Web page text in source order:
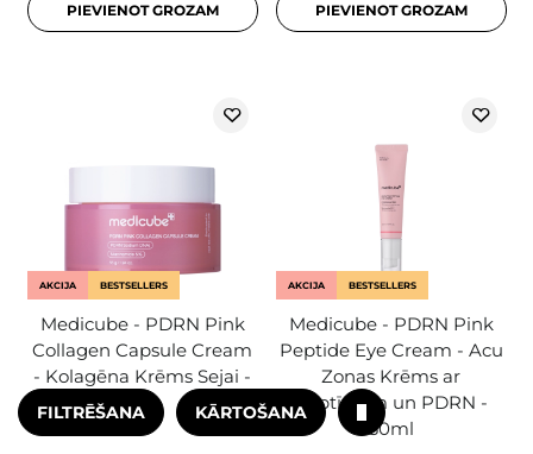
PIEVIENOT GROZAM PIEVIENOT GROZAM
AKCIJA BESTSELLERS
Medicube - PDRN Pink
Collagen Capsule Cream
- Kolagēna Krēms Sejai -
55g
AKCIJA BESTSELLERS
Medicube - PDRN Pink
Peptide Eye Cream - Acu
Zonas Krēms ar
Peptīdiem un PDRN -
30ml
FILTRĒŠANA KĀRTOŠANA